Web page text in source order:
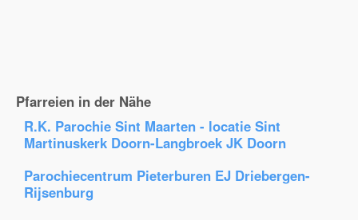
Pfarreien in der Nähe
R.K. Parochie Sint Maarten - locatie Sint
Martinuskerk Doorn-Langbroek JK Doorn
Parochiecentrum Pieterburen EJ Driebergen-
Rijsenburg